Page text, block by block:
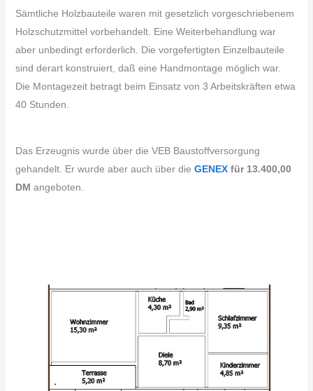
Sämtliche Holzbauteile waren mit gesetzlich vorgeschriebenem
Holzschutzmittel vorbehandelt. Eine Weiterbehandlung war
aber unbedingt erforderlich. Die vorgefertigten Einzelbauteile
sind derart konstruiert, daß eine Handmontage möglich war.
Die Montagezeit betragt beim Einsatz von 3 Arbeitskräften etwa
40 Stunden.
Das Erzeugnis wurde über die VEB Baustoffversorgung
gehandelt. Er wurde aber auch über die GENEX für 13.400,00
DM angeboten.